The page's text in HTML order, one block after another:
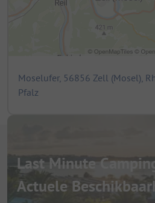
Moselufer, 56856 Zell (Mosel),
Pfalz
Last Minute
Actuele